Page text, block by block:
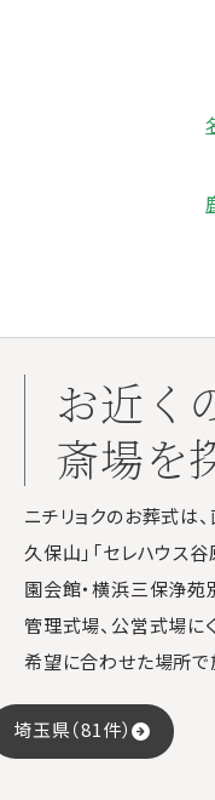
お近く
斎場を
ニチリョクのお葬式は
久保山」「セレハウス
園会館・横浜三保浄
管理式場、公営式場に
希望に合わせた場所で
埼玉県（81件）